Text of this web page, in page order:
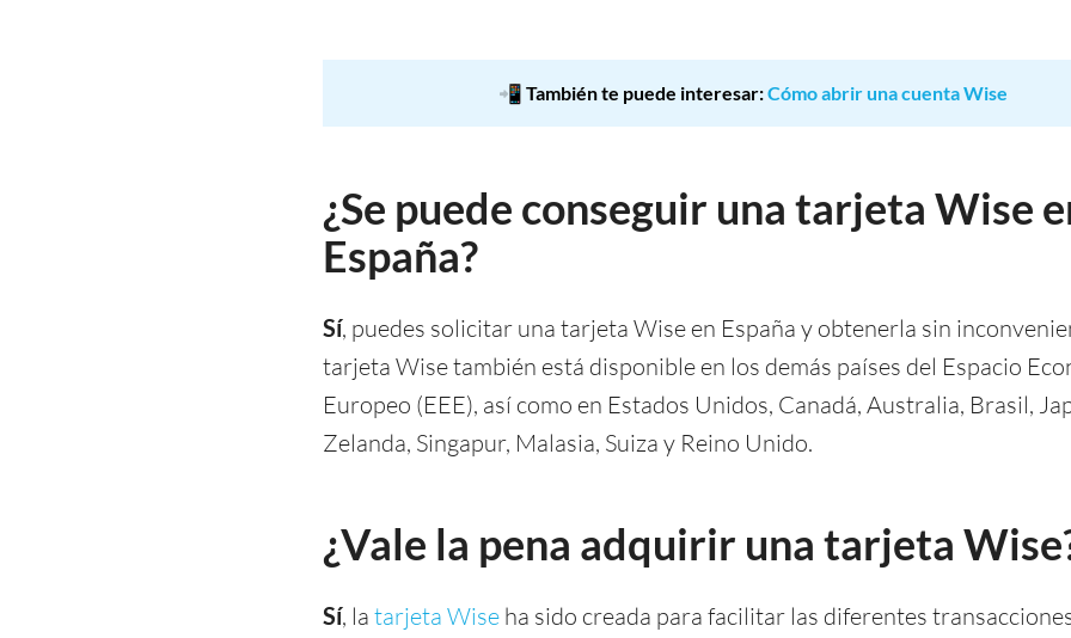
📲 También te puede interesar:Cómo abrir una cuenta Wise
¿Se puede conseguir una tarjeta Wise
España?
Sí, puedes solicitar una tarjeta Wise en España y obtenerla sin
tarjeta Wise también está disponible en los demás países del Espacio
Europeo (EEE), así como en Estados Unidos, Canadá, Australia, Brasil,
Zelanda, Singapur, Malasia, Suiza y Reino Unido.
¿Vale la pena adquirir una tarjeta
Sí, la tarjeta Wise ha sido creada para facilitar las diferentes